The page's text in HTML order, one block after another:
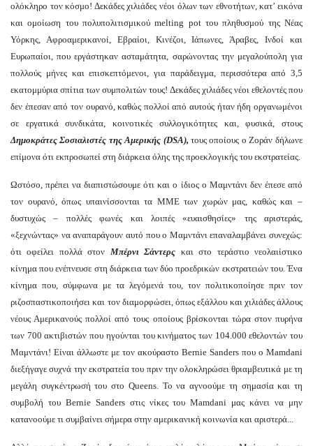
ολόκληρο τον κόσμο! Δεκάδες χιλιάδες νέοι όλων των εθνοτήτων, κατ’ εικόνα
και ομοίωση του πολυπολιτισμικού melting pot του πληθυσμού της Νέας
Υόρκης, Αφροαμερικανοί, Εβραίοι, Κινέζοι, Ιάπωνες, Άραβες, Ινδοί και
Ευρωπαίοι, που εργάστηκαν ασταμάτητα, σαρώνοντας την μεγαλούπολη για
πολλούς μήνες και επισκεπτόμενοι, για παράδειγμα, περισσότερα από 3,5
εκατομμύρια σπίτια των συμπολιτών τους! Δεκάδες χιλιάδες νέοι εθελοντές που
δεν έπεσαν από τον ουρανό, καθώς πολλοί από αυτούς ήταν ήδη οργανωμένοι
σε εργατικά συνδικάτα, κοινοτικές συλλογικότητες και, φυσικά, στους
Δημοκράτες Σοσιαλιστές της Αμερικής (DSA), τους οποίους ο Ζοράν δήλωνε
επίμονα ότι εκπροσωπεί στη διάρκεια όλης της προεκλογικής του εκστρατείας.
Ωστόσο, πρέπει να διαπιστώσουμε ότι και ο ίδιος ο Μαμντάνι δεν έπεσε από
τον ουρανό, όπως υπαινίσσονται τα ΜΜΕ των χωρών μας, καθώς και –
δυστυχώς – πολλές φωνές και λοιπές «ευαισθησίες» της αριστεράς,
«ξεχνώντας» να αναπαράγουν αυτό που ο Μαμντάνι επαναλαμβάνει συνεχώς:
ότι οφείλει πολλά στον Μπέρνι Σάντερς και στο τεράστιο νεολαιίστικο
κίνημα που ενέπνευσε στη διάρκεια των δύο προεδρικών εκστρατειών του. Ένα
κίνημα που, σύμφωνα με τα λεγόμενά του, τον πολιτικοποίησε πριν τον
ριζοσπαστικοποιήσει και τον διαμορφώσει, όπως εξάλλου και χιλιάδες άλλους
νέους Αμερικανούς πολλοί από τους οποίους βρίσκονται τώρα στον πυρήνα
των 700 ακτιβιστών που ηγούνται του κινήματος των 104.000 εθελοντών του
Μαμντάνι! Είναι άλλωστε με τον ακούραστο Bernie Sanders που ο Mamdani
διεξήγαγε συχνά την εκστρατεία του πριν την ολοκληρώσει θριαμβευτικά με τη
μεγάλη συγκέντρωσή του στο Queens. Το να αγνοούμε τη σημασία και τη
συμβολή του Bernie Sanders στις νίκες του Mamdani μας κάνει να μην
κατανοούμε τι συμβαίνει σήμερα στην αμερικανική κοινωνία και αριστερά...